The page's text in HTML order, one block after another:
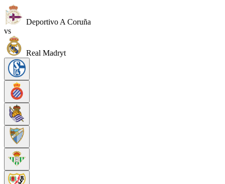
Deportivo A Coruña
vs
Real Madryt